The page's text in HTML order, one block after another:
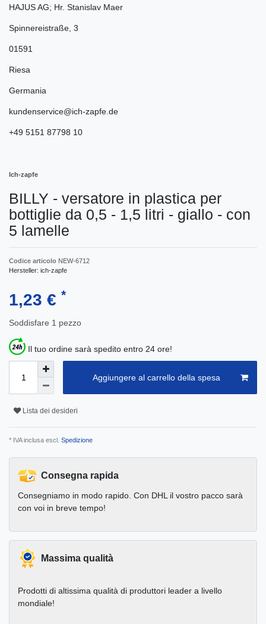
HAJUS AG; Hr. Stanislav Maer
Spinnereistraße 3
01591
Riesa
Germania
kundenservice@ich-zapfe.de
+49 5151 87798 10
Ich-zapfe
BILLY - versatore in plastica per
bottiglie da 0,5 - 1,5 litri - giallo - con
5 lamelle
Codice articolo NEW-6712
Hersteller: ich-zapfe
1,23 € *
Soddisfare 1 pezzo
Il tuo ordine sarà spedito entro 24 ore!
Aggiungere al carrello della spesa
Lista dei desideri
* IVA inclusa escl. Spedizione
Consegna rapida
Consegniamo in modo rapido. Con DHL il vostro pacco sarà
con voi in breve tempo!
Massima qualità
Prodotti di altissima qualità di produttori leader a livello
mondiale!